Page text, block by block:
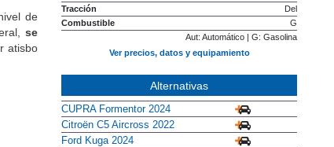
de
se
atisbo
Tracción
Del
Combustible
G
Aut: Automático | G: Gasolina
Ver precios, datos y equipamiento
Alternativas
CUPRA Formentor 2024
Citroën C5 Aircross 2022
Ford Kuga 2024